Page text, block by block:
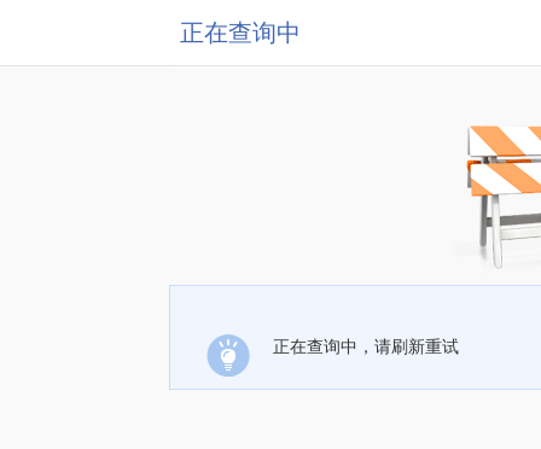
正在查询中
正在查询中，请刷新重试